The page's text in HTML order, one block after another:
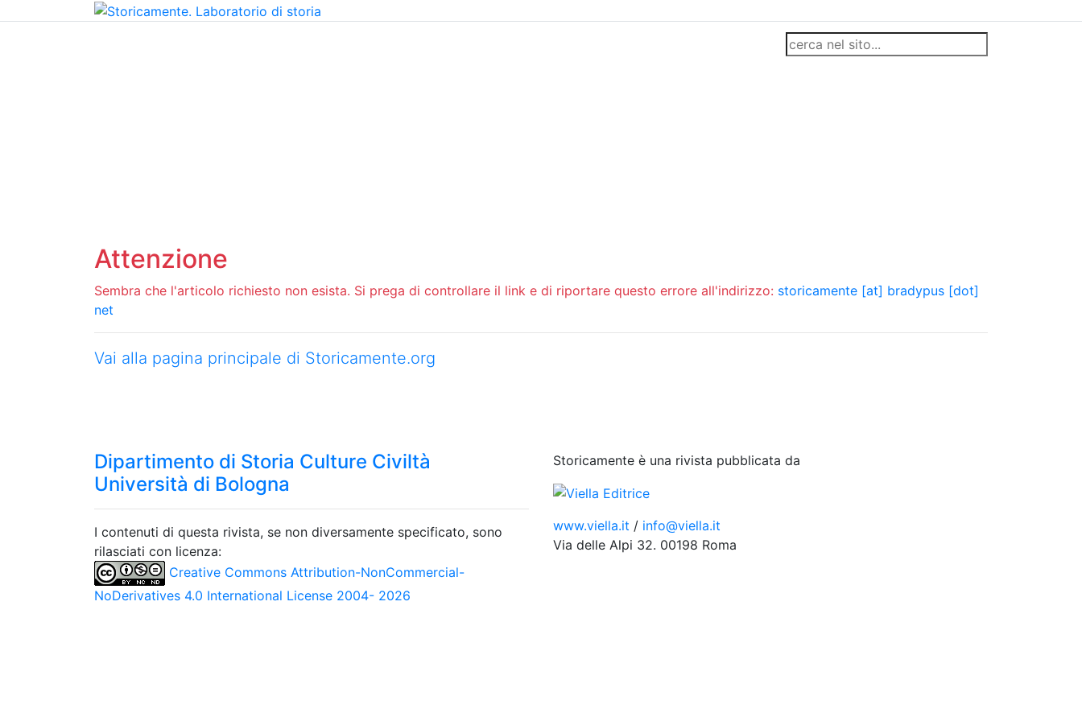
Attenzione
Sembra che l'articolo richiesto non esista. Si prega di controllare il link e di riportare questo errore all'indirizzo: storicamente [at] bradypus [dot]
net
Vai alla pagina principale di Storicamente.org
Dipartimento di Storia Culture Civiltà
Università di Bologna
I contenuti di questa rivista, se non diversamente specificato, sono
rilasciati con licenza:
Creative Commons Attribution-NonCommercial-
NoDerivatives 4.0 International License 2004- 2026
Storicamente è una rivista pubblicata da
www.viella.it / info@viella.it
Via delle Alpi 32. 00198 Roma